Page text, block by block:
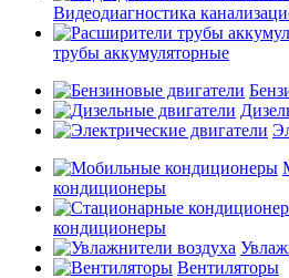
Видеодиагностика
трубы аккумуляторные
кондиционеры
кондиционеры
Вентиляторы